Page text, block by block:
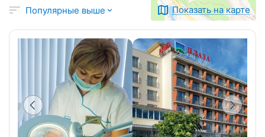
Популярные выше Показать на карте